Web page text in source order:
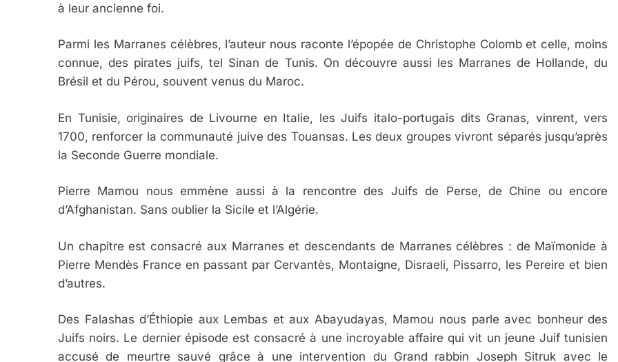
à leur ancienne foi.
Parmi les Marranes célèbres, l’auteur nous raconte l’épopée de Christophe Colomb et celle, moins
connue, des pirates juifs, tel Sinan de Tunis. On découvre aussi les Marranes de Hollande, du
Brésil et du Pérou, souvent venus du Maroc.
En Tunisie, originaires de Livourne en Italie, les Juifs italo-portugais dits Granas, vinrent, vers
1700, renforcer la communauté juive des Touansas. Les deux groupes vivront séparés jusqu’après
la Seconde Guerre mondiale.
Pierre Mamou nous emmène aussi à la rencontre des Juifs de Perse, de Chine ou encore
d’Afghanistan. Sans oublier la Sicile et l’Algérie.
Un chapitre est consacré aux Marranes et descendants de Marranes célèbres : de Maïmonide à
Pierre Mendès France en passant par Cervantès, Montaigne, Disraeli, Pissarro, les Pereire et bien
d’autres.
Des Falashas d’Éthiopie aux Lembas et aux Abayudayas, Mamou nous parle avec bonheur des
Juifs noirs. Le dernier épisode est consacré à une incroyable affaire qui vit un jeune Juif tunisien
accusé de meurtre sauvé grâce à une intervention du Grand rabbin Joseph Sitruk avec le
2025, L’année La Plus Meurtrière Selon Le Rapport D’ADL Contre